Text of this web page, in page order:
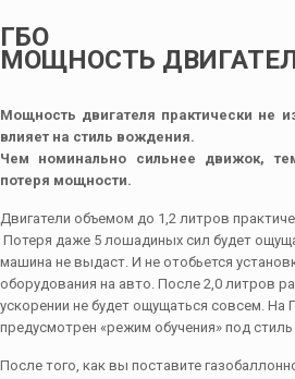
ГБО
МОЩНОСТЬ
Мощность двигателя практически не
влияет на стиль вождения.
Чем номинально сильнее движок,
потеря мощности.
Двигатели объемом до 1,2 литров
Потеря даже 5 лошадиных сил будет
машина не выдаст. И не отобьется
оборудования на авто. После 2,0 литров
ускорении не будет ощущаться совсем. На
предусмотрен «режим обучения» под
После того, как вы поставите